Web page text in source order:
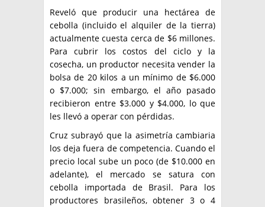
Reveló que producir una hectárea de
cebolla (incluido el alquiler de la tierra)
actualmente cuesta cerca de $6 millones.
Para cubrir los costos del ciclo y la
cosecha, un productor necesita vender la
bolsa de 20 kilos a un mínimo de $6.000
o $7.000; sin embargo, el año pasado
recibieron entre $3.000 y $4.000, lo que
les llevó a operar con pérdidas.
Cruz subrayó que la asimetría cambiaria
los deja fuera de competencia. Cuando el
precio local sube un poco (de $10.000 en
adelante), el mercado se satura con
cebolla importada de Brasil. Para los
productores brasileños, obtener 3 o 4